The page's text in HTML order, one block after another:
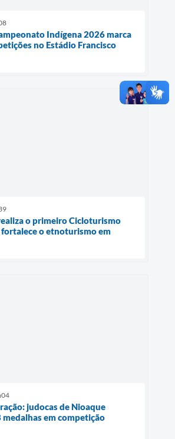
Indígena 2026 marca
no Estádio Francisco
o primeiro Cicloturismo
fortalece o etnoturismo em
judocas de Nioaque
em competição